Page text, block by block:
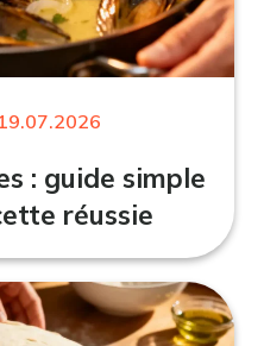
19.07.2026
: guide simple
réussie